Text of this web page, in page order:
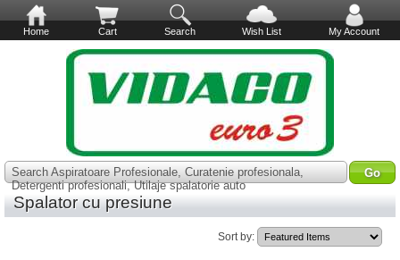
Home Cart Search Wish List My Account
Search Aspiratoare Profesionale, Curatenie profesionala,
Detergenti profesionali, Utilaje spalatorie auto
Spalator cu presiune
Sort by: